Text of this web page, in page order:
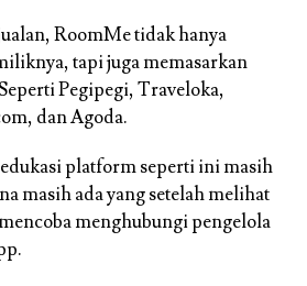
RoomMe tidak hanya
tapi juga memasarkan
Pegipegi, Traveloka,
dan Agoda.
platform seperti ini masih
masih ada yang setelah melihat
menghubungi pengelola